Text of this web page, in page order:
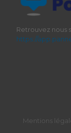
Retrouvez nous
https://
Mentions